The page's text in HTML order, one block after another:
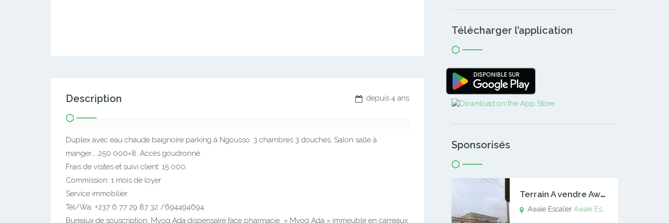
depuis 4 ans
Description
Duplex avec eau chaude baignoire parking à Ngousso. 3 chambres 3 douches, Salon salle à
manger……250 000×8. Accès goudronné
Frais de visites et suivi client: 15 000.
Commission: 1 mois de loyer
Service immobilier
Tél/Wa: +237 6 77 29 87 32 /694494694
Bureaux de souscription: Mvog Ada dispensaire face pharmacie » Mvog Ada » immeuble en carreaux
Télécharger l’application
Sponsorisés
T
errain A vendre Awaïe Escalier
Awaïe EscalierAwaïe Escalier